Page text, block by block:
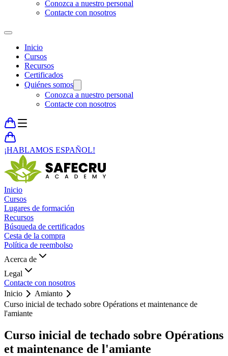
Conozca a nuestro personal
Contacte con nosotros
Inicio
Cursos
Recursos
Certificados
Quiénes somos
Conozca a nuestro personal
Contacte con nosotros
¡HABLAMOS ESPAÑOL!
Inicio
Cursos
Lugares de formación
Recursos
Búsqueda de certificados
Cesta de la compra
Política de reembolso
Acerca de
Legal
Contacte con nosotros
Inicio
Amianto
Curso inicial de techado sobre Opérations et maintenance de
l'amiante
Curso inicial de techado sobre Opérations
et maintenance de l'amiante